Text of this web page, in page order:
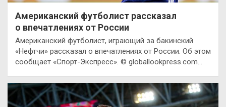
Американский футболист рассказал
о впечатлениях от России
Американский футболист, играющий за бакинский
«Нефтчи» рассказал о впечатлениях от России. Об этом
сообщает «Спорт-Экспресс». © globallookpress.com…